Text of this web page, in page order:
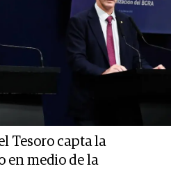
Tesoro capta la
en medio de la